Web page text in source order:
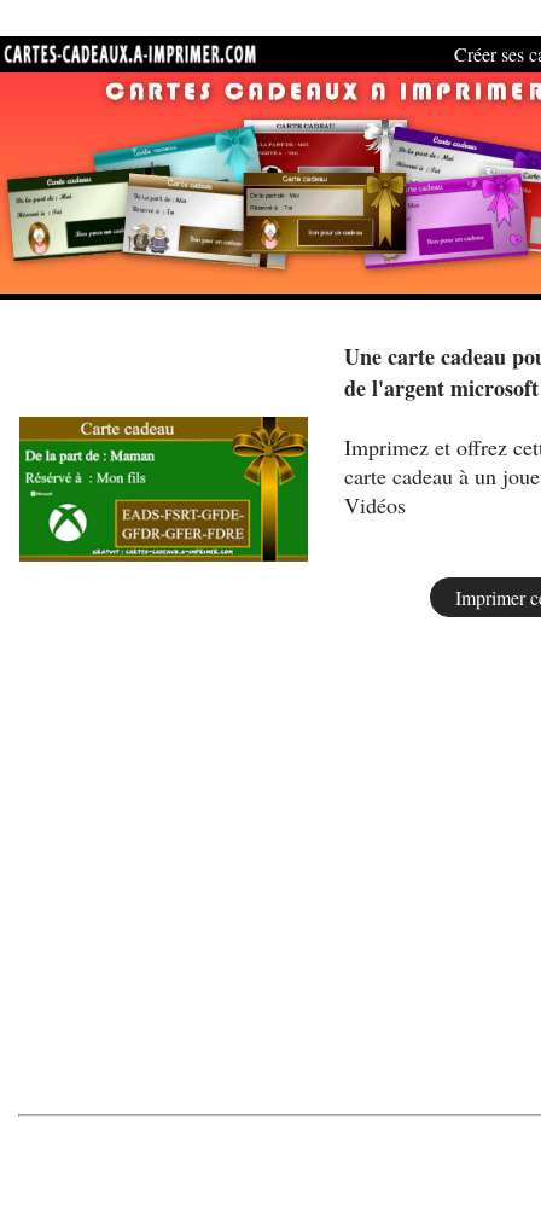
Créer ses
Une carte cadeau
de l'argent microsoft
Imprimez et offrez
carte cadeau à un
Vidéos